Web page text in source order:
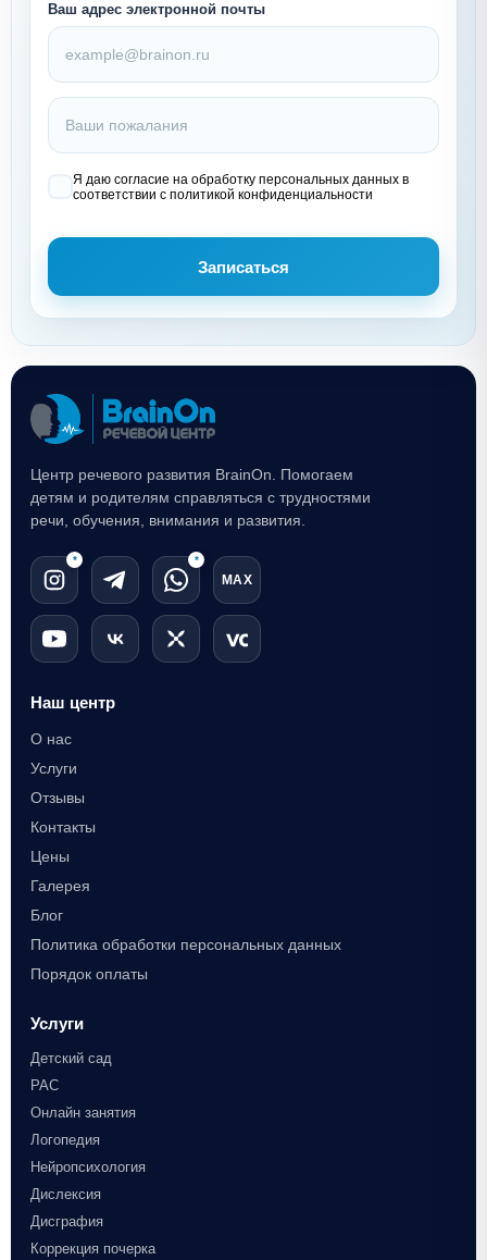
Ваш адрес электронной почты
Я даю согласие на обработку персональных данных в
соответствии с политикой конфиденциальности
Записаться
Центр речевого развития BrainOn. Помогаем
детям и родителям справляться с трудностями
речи, обучения, внимания и развития.
* *
MAX
Наш центр
О нас
Услуги
Отзывы
Контакты
Цены
Галерея
Блог
Политика обработки персональных данных
Порядок оплаты
Услуги
Детский сад
РАС
Онлайн занятия
Логопедия
Нейропсихология
Дислексия
Дисграфия
Коррекция почерка